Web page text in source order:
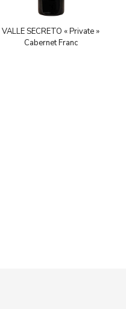
VALLE SECRETO « Private »
Cabernet Franc